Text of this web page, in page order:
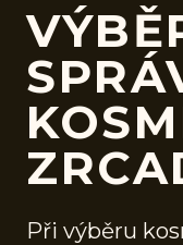
Při výběru